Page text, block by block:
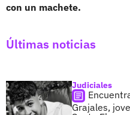
con un machete.
Últimas noticias
Judiciales
Grajales,